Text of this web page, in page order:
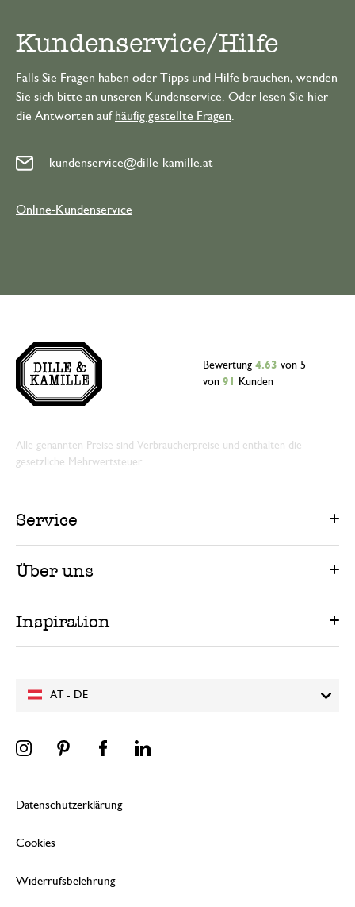
Kundenservice/Hilfe
Falls Sie Fragen haben oder Tipps und Hilfe brauchen, wenden
Sie sich bitte an unseren Kundenservice. Oder lesen Sie hier
die Antworten auf häufig gestellte Fragen
kundenservice@dille-kamille.at
Online-Kundenservice
AT - DE
Bewertung 4.63 von 5
von 91 Kunden
Alle genannten Preise sind Verbraucherpreise und enthalten die
gesetzliche Mehrwertsteuer.
Service
Über uns
Inspiration
Datenschutzerklärung
Cookies
Widerrufsbelehrung